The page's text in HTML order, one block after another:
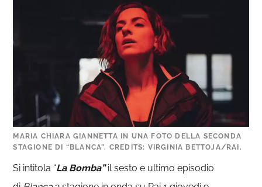
MARIA CHIARA GIANNETTA IN UNA FOTO DELLA SECONDA
STAGIONE DI “BLANCA”. CREDITS: VIRGINIA BETTOJA/RAI.
Si intitola “La Bomba” il sesto e ultimo episodio